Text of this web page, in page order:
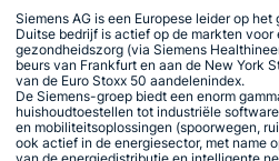
Siemens AG is een Europese leider op
Duitse bedrijf is actief op de markten
gezondheidszorg (via Siemens
beurs van Frankfurt en aan de New York
van de Euro Stoxx 50 aandelenindex.
De Siemens-groep biedt een enorm
huishoudtoestellen tot industriële
en mobiliteitsoplossingen (spoorwegen,
ook actief in de energiesector, met name